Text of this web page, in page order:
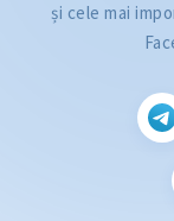
și cele mai